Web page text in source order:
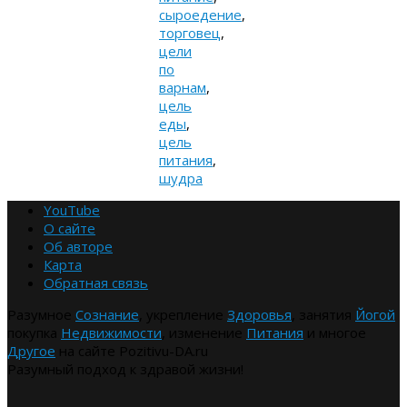
сыроедение,
торговец,
цели
по
варнам,
цель
еды,
цель
питания,
шудра
YouTube
О сайте
Об авторе
Карта
Обратная связь
Сознание Здоровья
Йогой
Недвижимости Питания
Другое